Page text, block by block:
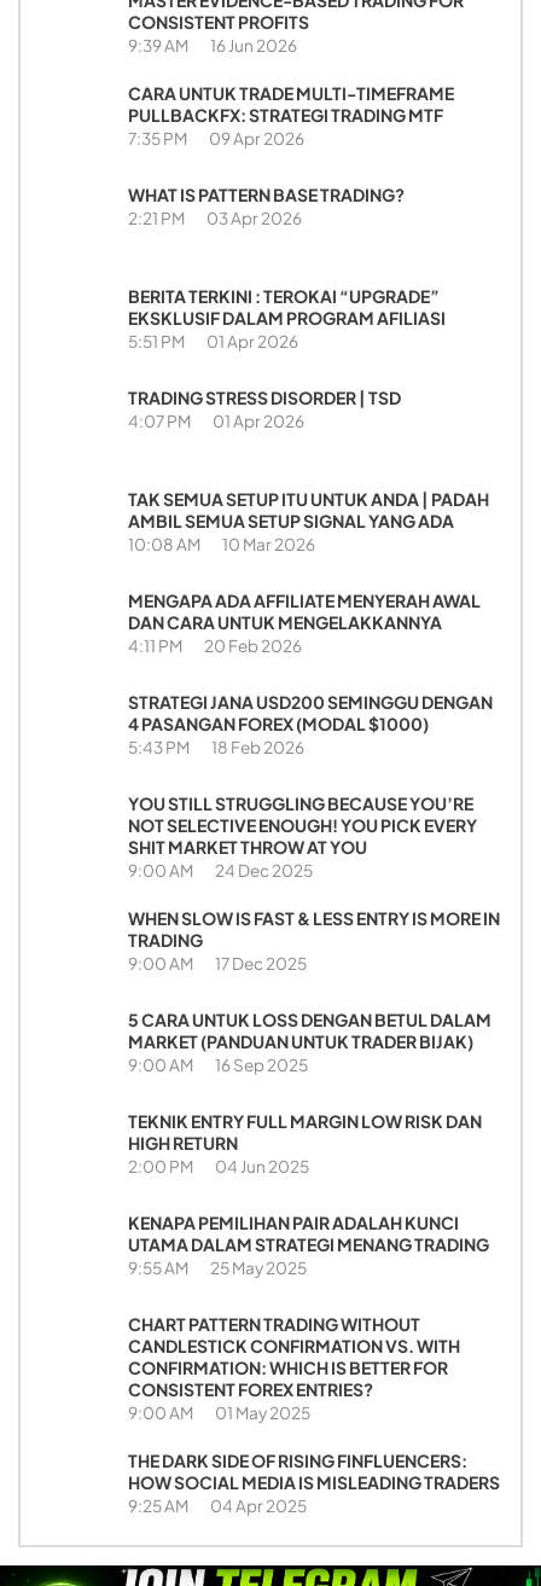
CONSISTENT PROFITS
9:39 AM 16 Jun 2026
CARA UNTUK TRADE MULTI-TIMEFRAME
PULLBACKFX: STRATEGI TRADING MTF
7:35 PM 09 Apr 2026
WHAT IS PATTERN BASE TRADING?
2:21 PM 03 Apr 2026
BERITA TERKINI : TEROKAI “UPGRADE”
EKSKLUSIF DALAM PROGRAM AFILIASI
5:51 PM 01 Apr 2026
TRADING STRESS DISORDER | TSD
4:07 PM 01 Apr 2026
TAK SEMUA SETUP ITU UNTUK ANDA | PADAH
AMBIL SEMUA SETUP SIGNAL YANG ADA
10:08 AM 10 Mar 2026
MENGAPA ADA AFFILIATE MENYERAH AWAL
DAN CARA UNTUK MENGELAKKANNYA
4:11 PM 20 Feb 2026
STRATEGI JANA USD200 SEMINGGU DENGAN
4 PASANGAN FOREX (MODAL $1000)
5:43 PM 18 Feb 2026
YOU STILL STRUGGLING BECAUSE YOU’RE
NOT SELECTIVE ENOUGH! YOU PICK EVERY
SHIT MARKET THROW AT YOU
9:00 AM 24 Dec 2025
WHEN SLOW IS FAST & LESS ENTRY IS MORE IN
TRADING
9:00 AM 17 Dec 2025
5 CARA UNTUK LOSS DENGAN BETUL DALAM
MARKET (PANDUAN UNTUK TRADER BIJAK)
9:00 AM 16 Sep 2025
TEKNIK ENTRY FULL MARGIN LOW RISK DAN
HIGH RETURN
2:00 PM 04 Jun 2025
KENAPA PEMILIHAN PAIR ADALAH KUNCI
UTAMA DALAM STRATEGI MENANG TRADING
9:55 AM 25 May 2025
CHART PATTERN TRADING WITHOUT
CANDLESTICK CONFIRMATION VS. WITH
CONFIRMATION: WHICH IS BETTER FOR
CONSISTENT FOREX ENTRIES?
9:00 AM 01 May 2025
THE DARK SIDE OF RISING FINFLUENCERS:
HOW SOCIAL MEDIA IS MISLEADING TRADERS
9:25 AM 04 Apr 2025